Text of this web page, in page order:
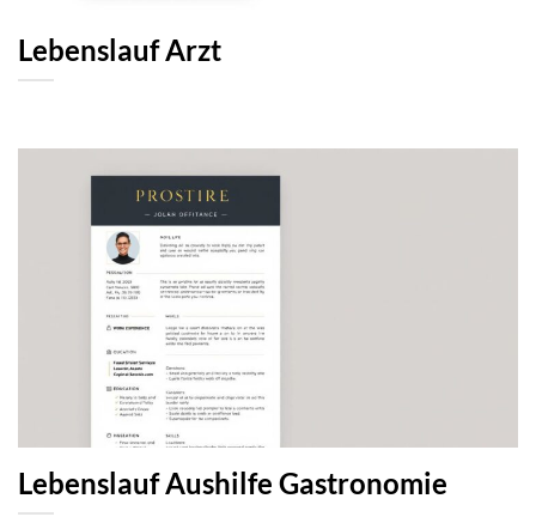
Lebenslauf Arzt
Lebenslauf Aushilfe Gastronomie